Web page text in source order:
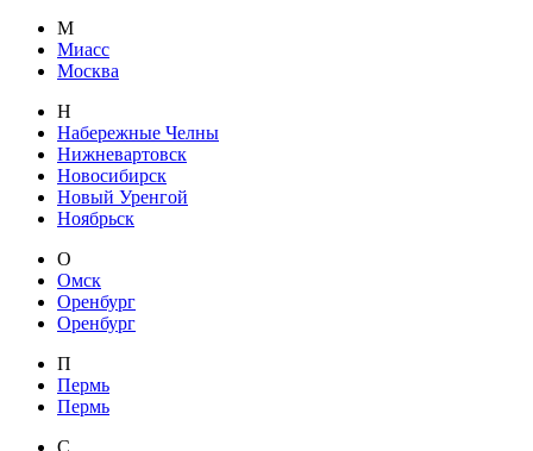
М
Миасс
Москва
Н
Набережные Челны
Нижневартовск
Новосибирск
Новый Уренгой
Ноябрьск
О
Омск
Оренбург
Оренбург
П
Пермь
Пермь